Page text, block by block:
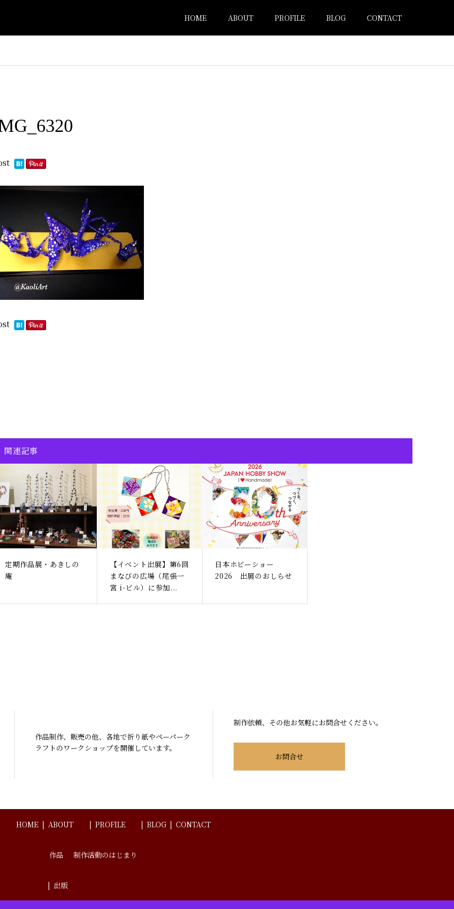
HOME ABOUT PROFILE BLOG CONTACT
関連記事
定期作品展・あきしの
庵
【イベント出展】第6回
まなびの広場（尾張一
宮 i-ビル）に参加...
日本ホビーショー
2026 出展のおしらせ
作品制作、販売の他、各地で折り紙やペーパーク
ラフトのワークショップを開催しています。
制作依頼、その他お気軽にお問合せください。
お問合せ
HOME ABOUT
作品
出版
PROFILE
制作活動のはじまり
BLOG CONTACT